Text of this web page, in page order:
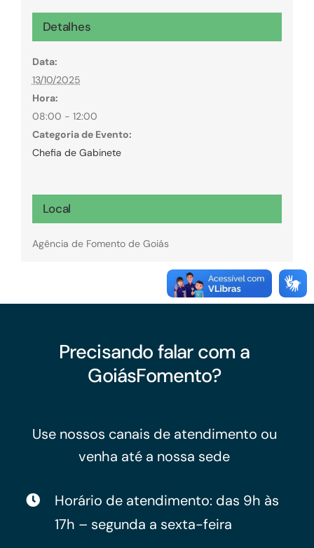
Detalhes
Data:
13/10/2025
Hora:
08:00 - 12:00
Categoria de Evento:
Chefia de Gabinete
Local
Agência de Fomento de Goiás
Precisando falar com a
GoiásFomento?
Use nossos canais de atendimento ou
venha até a nossa sede
Horário de atendimento: das 9h às
17h – segunda a sexta-feira